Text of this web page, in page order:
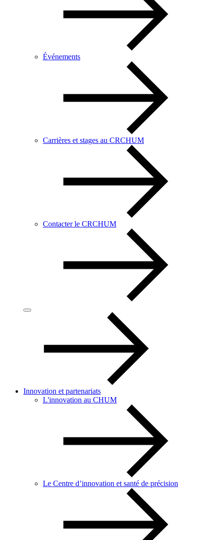
Événements
Carrières et stages au CRCHUM
Contacter le CRCHUM
Innovation et partenariats
L'innovation au CHUM
Le Centre d’innovation et santé de précision